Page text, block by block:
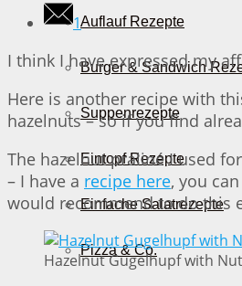
Auflauf Rezepte
Burger & Sandwich
Suppenrezepte
Eintopf Rezepte
Einfache Salatrezepte
Pizza & Co.
1
I think I have expressed my
Here is another recipe with
hazelnuts – so if you find
The hazelnut praliné I used
– I have a recipe here, you
would recommend to do this
Hazelnut Gugelhupf with